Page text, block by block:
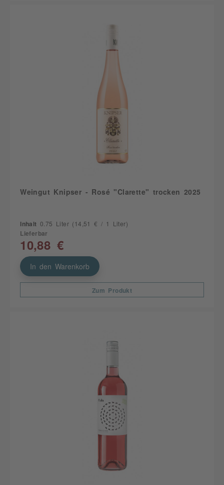
Weingut Knipser - Rosé "Clarette" trocken 2025
Inhalt 0.75 Liter (14,51 € / 1 Liter)
Lieferbar
10,88 €
In den Warenkorb
Zum Produkt